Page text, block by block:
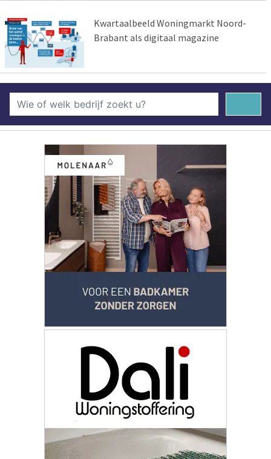
Kwartaalbeeld Woningmarkt Noord-
Brabant als digitaal magazine